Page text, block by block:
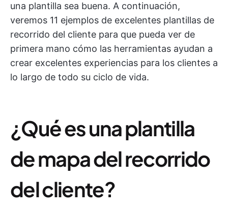
una plantilla sea buena. A continuación,
veremos 11 ejemplos de excelentes plantillas de
recorrido del cliente para que pueda ver de
primera mano cómo las herramientas ayudan a
crear excelentes experiencias para los clientes a
lo largo de todo su ciclo de vida.
¿Qué es una plantilla
de mapa del recorrido
del cliente?